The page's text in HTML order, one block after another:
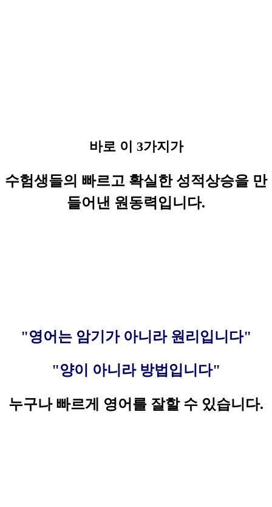
바로 이 3가지가
수험생들의 빠르고 확실한 성적상승을 만
들어낸 원동력입니다.
"영어는 암기가 아니라 원리입니다"
"양이 아니라 방법입니다"
누구나 빠르게 영어를 잘할 수 있습니다.